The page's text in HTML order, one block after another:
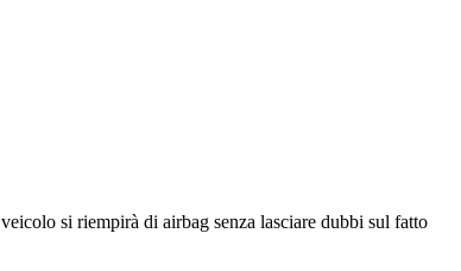
si riempirà di airbag senza lasciare dubbi sul fatto